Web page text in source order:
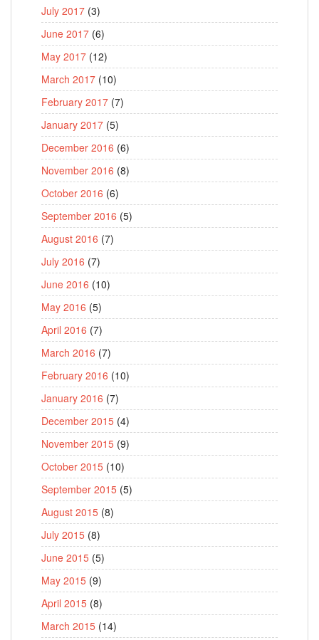
July 2017 (3)
June 2017 (6)
May 2017 (12)
March 2017 (10)
February 2017 (7)
January 2017 (5)
December 2016 (6)
November 2016 (8)
October 2016 (6)
September 2016 (5)
August 2016 (7)
July 2016 (7)
June 2016 (10)
May 2016 (5)
April 2016 (7)
March 2016 (7)
February 2016 (10)
January 2016 (7)
December 2015 (4)
November 2015 (9)
October 2015 (10)
September 2015 (5)
August 2015 (8)
July 2015 (8)
June 2015 (5)
May 2015 (9)
April 2015 (8)
March 2015 (14)